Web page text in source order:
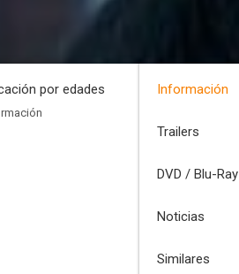
por edades Información
Trailers
DVD / Blu-Ray
Noticias
Similares